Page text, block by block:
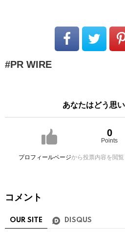
PR WIRE
あなたはどう思
0
Points
プロフィールページから投票内容を閲覧
コメント
OUR SITE DISQUS